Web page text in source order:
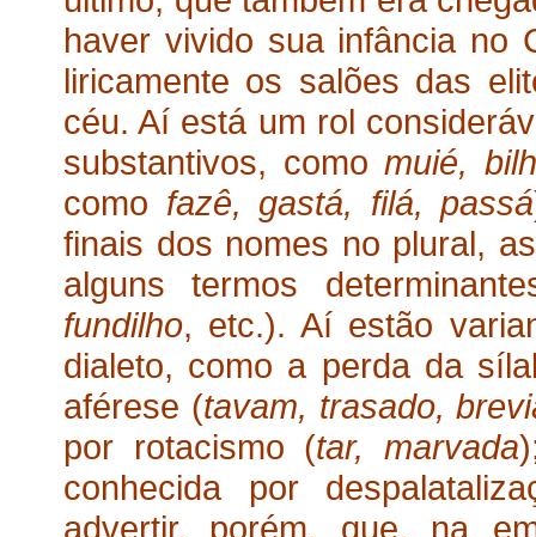
haver vivido sua infância no
liricamente os salões das
céu. Aí está um rol
substantivos, comomuié,
como fazê, gastá, filá, passá
finais dos nomes no plural,
alguns termos
fundilho, etc.). Aí estão
dialeto, como a perda da
aférese (tavam, trasado,
por rotacismo (tar, marvada
conhecida por
advertir, porém, que, na